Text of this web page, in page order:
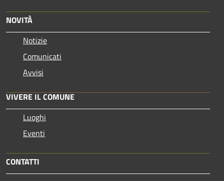
NOVITÀ
Notizie
Comunicati
Avvisi
VIVERE IL COMUNE
Luoghi
Eventi
CONTATTI